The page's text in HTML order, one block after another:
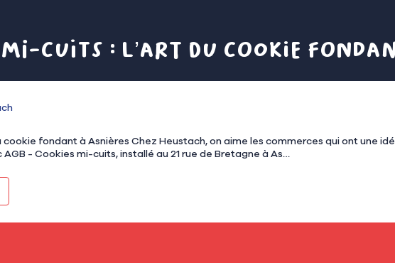
mi-cuits : l’art du cookie
commerces qui ont une idée simple, claire et dangereusement efficace
- Cookies mi-cuits, installé au 21 rue de Bretagne à As…